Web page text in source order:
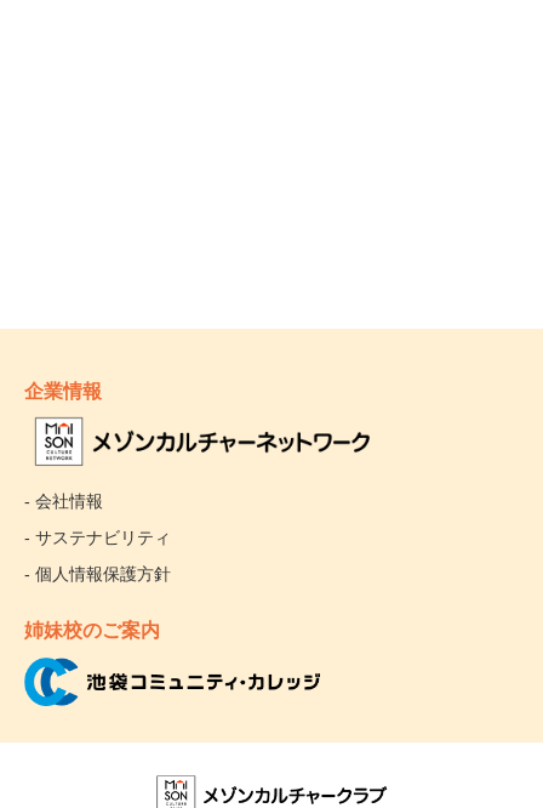
企業情報
- 会社情報
- サステナビリティ
- 個人情報保護方針
姉妹校のご案内